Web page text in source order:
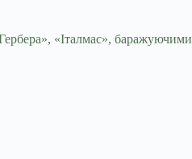
«Італмас», баражуючими